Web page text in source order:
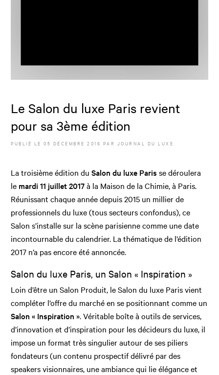
Le Salon du luxe Paris revient
pour sa 3ème édition
PUBLIÉ LE05 DÉCEMBRE 2016 PAR JOURNAL DU LUXE
La troisième édition duSalon du luxe Paris se déroulera
le mardi 11 juillet 2017à la Maison de la Chimie, à Paris.
Réunissant chaque année depuis 2015 un millier de
professionnels du luxe (tous secteurs confondus), ce
Salon s’installe sur la scène parisienne comme une date
incontournable du calendrier. La thématique de l’édition
2017 n’a pas encore été annoncée.
Salon du luxe Paris, un Salon « Inspiration »
Loin d’être un Salon Produit, le Salon du luxe Paris vient
compléter l’offre du marché en se positionnant comme un
Salon « Inspiration ». Véritable boîte à outils de services,
d’innovation et d’inspiration pour les décideurs du luxe, il
impose un format très singulier autour de ses piliers
fondateurs (un contenu prospectif délivré par des
speakers visionnaires, une ambiance qui lie élégance et